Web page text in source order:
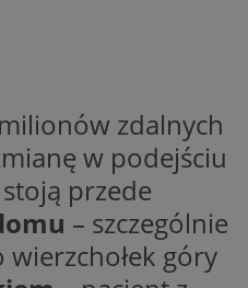
zdalnych
w podejściu
przede
– szczególnie
góry